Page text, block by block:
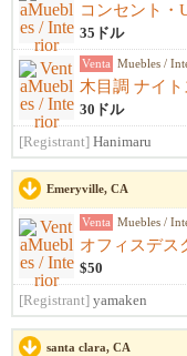
35ドル
Venta Muebles /
木目調 ナイ
30ドル
[Registrant] Hanimaru
Emeryville, CA
Venta Muebles /
オフィスデス
$50
[Registrant] yamaken
santa clara, CA